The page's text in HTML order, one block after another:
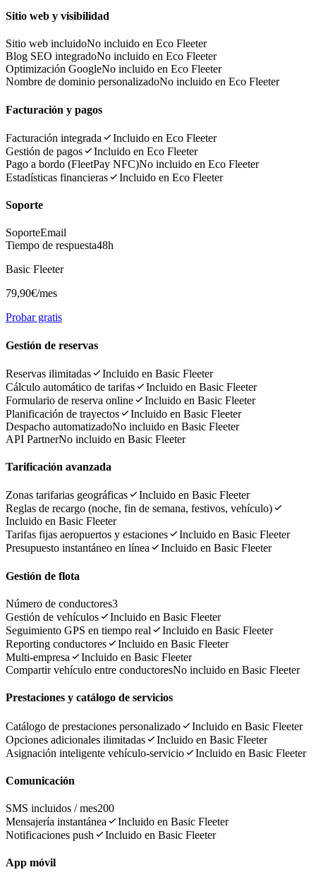
Sitio web y visibilidad
Sitio web incluidoNo incluido en Eco Fleeter
Blog SEO integradoNo incluido en Eco Fleeter
Optimización GoogleNo incluido en Eco Fleeter
Nombre de dominio personalizadoNo incluido en Eco Fleeter
Facturación y pagos
Facturación integrada
Incluido en Eco Fleeter
Gestión de pagos
Incluido en Eco Fleeter
Pago a bordo (FleetPay NFC)No incluido en Eco Fleeter
Estadísticas financieras
Incluido en Eco Fleeter
Soporte
SoporteEmail
Tiempo de respuesta48h
Basic Fleeter
79,90€/mes
Probar gratis
Gestión de reservas
Reservas ilimitadas
Incluido en Basic Fleeter
Cálculo automático de tarifas
Incluido en Basic Fleeter
Formulario de reserva online
Incluido en Basic Fleeter
Planificación de trayectos
Incluido en Basic Fleeter
Despacho automatizadoNo incluido en Basic Fleeter
API PartnerNo incluido en Basic Fleeter
Tarificación avanzada
Zonas tarifarias geográficas
Incluido en Basic Fleeter
Reglas de recargo (noche, fin de semana, festivos, vehículo)
Incluido en Basic Fleeter
Tarifas fijas aeropuertos y estaciones
Incluido en Basic Fleeter
Presupuesto instantáneo en línea
Incluido en Basic Fleeter
Gestión de flota
Número de conductores3
Gestión de vehículos
Incluido en Basic Fleeter
Seguimiento GPS en tiempo real
Incluido en Basic Fleeter
Reporting conductores
Incluido en Basic Fleeter
Multi-empresa
Incluido en Basic Fleeter
Compartir vehículo entre conductoresNo incluido en Basic Fleeter
Prestaciones y catálogo de servicios
Catálogo de prestaciones personalizado
Incluido en Basic Fleeter
Opciones adicionales ilimitadas
Incluido en Basic Fleeter
Asignación inteligente vehículo-servicio
Incluido en Basic Fleeter
Comunicación
SMS incluidos / mes200
Mensajería instantánea
Incluido en Basic Fleeter
Notificaciones push
Incluido en Basic Fleeter
App móvil